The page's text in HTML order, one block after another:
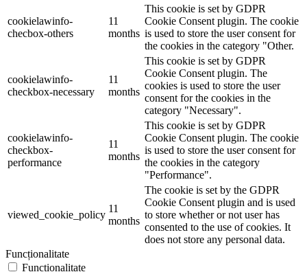
cookielawinfo-
checbox-others
11
months
This cookie is set by GDPR
Cookie Consent plugin. The cookie
is used to store the user consent for
the cookies in the category "Other.
cookielawinfo-
checkbox-necessary
11
months
This cookie is set by GDPR
Cookie Consent plugin. The
cookies is used to store the user
consent for the cookies in the
category "Necessary".
cookielawinfo-
checkbox-
performance
11
months
This cookie is set by GDPR
Cookie Consent plugin. The cookie
is used to store the user consent for
the cookies in the category
"Performance".
viewed_cookie_policy
11
months
The cookie is set by the GDPR
Cookie Consent plugin and is used
to store whether or not user has
consented to the use of cookies. It
does not store any personal data.
Funcționalitate
Funcționalitate